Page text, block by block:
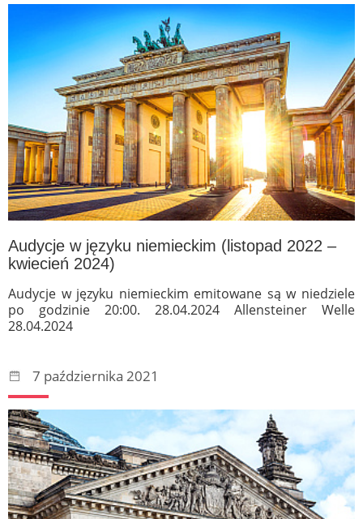
Audycje w języku niemieckim (listopad 2022 –
kwiecień 2024)
Audycje w języku niemieckim emitowane są w niedziele
po godzinie 20:00. 28.04.2024 Allensteiner Welle
28.04.2024
7 października 2021